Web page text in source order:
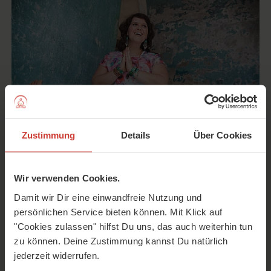
Zustimmung Details Über Cookies
Wir verwenden Cookies.
Damit wir Dir eine einwandfreie Nutzung und
persönlichen Service bieten können. Mit Klick auf
"Cookies zulassen" hilfst Du uns, das auch weiterhin tun
zu können. Deine Zustimmung kannst Du natürlich
jederzeit widerrufen.
Embodied Flow ist eine Weiterentwicklung des klassischen
Judelle & Scott Lyons entwickelt. Ein besonderes Merkmal
in vielen Embodied Flow Klassen ist dabei der
Klassenaufbau mit Mini-Flows, die durch den Lehrer
einmal in…